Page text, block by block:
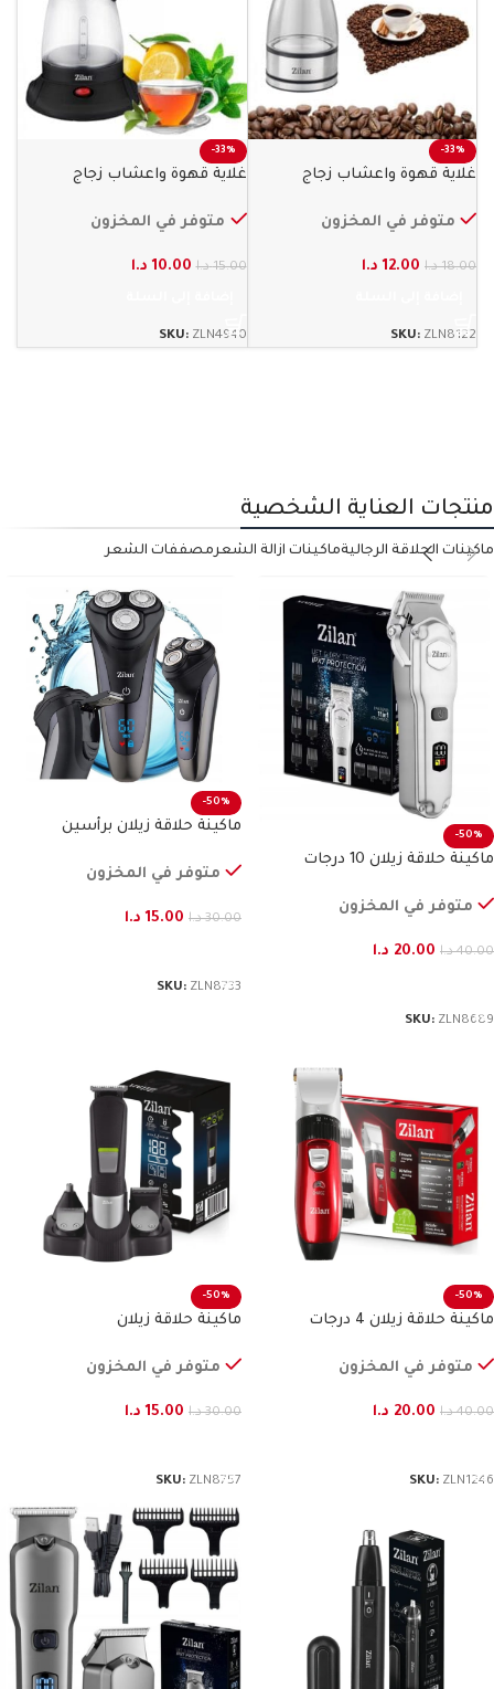
-33%
غلاية قهوة واعشاب زجاج
متوفر في المخزون
18.00 د.ا 12.00 د.ا
SKU: ZLN8122
-33%
غلاية قهوة واعشاب زجاج
متوفر في المخزون
15.00 د.ا 10.00 د.ا
SKU: ZLN4940
منتجات العناية الشخصية
ماكينات الحلاقة الرجاليةماكينات ازالة الشعرمصففات الشعر
-50%
ماكينة حلاقة زيلان 10 درجات
متوفر في المخزون
40.00 د.ا 20.00 د.ا
SKU: ZLN8689
-50%
ماكينة حلاقة زيلان برأسين
متوفر في المخزون
30.00 د.ا 15.00 د.ا
SKU: ZLN8733
-50%
ماكينة حلاقة زيلان 4 درجات
متوفر في المخزون
40.00 د.ا 20.00 د.ا
SKU: ZLN1246
-50%
ماكينة حلاقة زيلان
متوفر في المخزون
30.00 د.ا 15.00 د.ا
SKU: ZLN8757